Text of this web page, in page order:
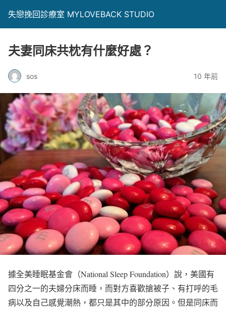
失戀挽回診療室 MYLOVEBACK STUDIO
夫妻同床共枕有什麼好處？
sos 10 年前
據全美睡眠基金會（National Sleep Foundation）說，美國有
四分之一的夫婦分床而睡，而對方喜歡搶被子、有打呼的毛
病以及自己感覺潮熱，都只是其中的部分原因。但是同床而